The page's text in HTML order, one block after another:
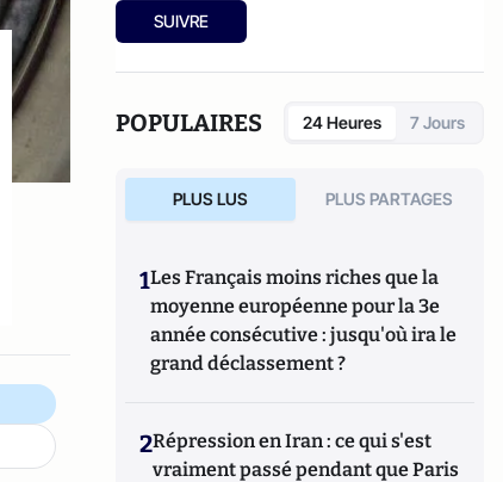
le numérique » .
SUIVRE
POPULAIRES 24 Heures 7 Jours
PLUS LUS PLUS PARTAGES
1Les Français moins riches que la
moyenne européenne pour la 3e
année consécutive : jusqu'où ira le
grand déclassement ?
2Répression en Iran : ce qui s'est
vraiment passé pendant que Paris